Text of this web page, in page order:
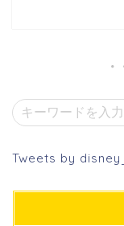
Tweets by